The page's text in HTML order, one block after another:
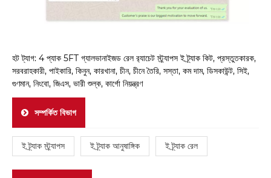
হট ট্যাগ: 4 প্যাক 5FT গ্যালভানাইজড রেল র‌্যাচেট স্ট্র্যাপস ই ট্র্যাক কিট, প্রস্তুতকারক,
সরবরাহকারী, পাইকারি, কিনুন, কারখানা, চীন, চীনে তৈরি, সস্তা, কম দাম, ডিসকাউন্ট, সিই,
গুণমান, নিংবো, জিএস, ভারী শুল্ক, কার্গো নিয়ন্ত্রণ
সম্পর্কিত বিভাগ
ই ট্র্যাক স্ট্র্যাপস ই ট্র্যাক আনুষাঙ্গিক ই ট্র্যাক রেল